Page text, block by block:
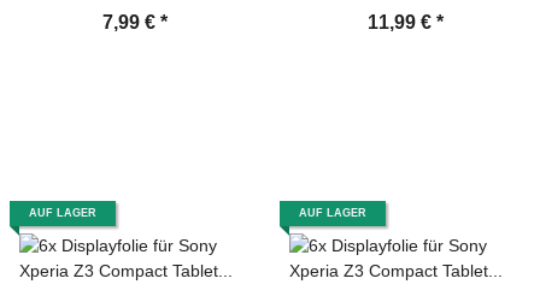
Displayschutzfolie MATT
7,99 € *
SCHOCK Displayschutz KLAR
11,99 € *
AUF LAGER AUF LAGER